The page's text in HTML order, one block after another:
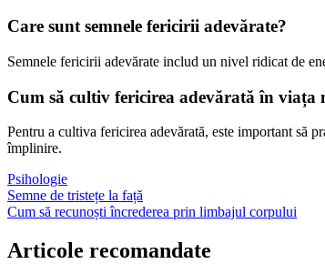
Care sunt semnele fericirii adevărate?
Semnele fericirii adevărate includ un nivel ridicat de
Cum să cultiv fericirea adevărată în viața
Pentru a cultiva fericirea adevărată, este important să
împlinire.
Psihologie
Navigare
în
articole
Semne de tristețe la față
Cum să recunoști încrederea prin limbajul corpului
Articole recomandate